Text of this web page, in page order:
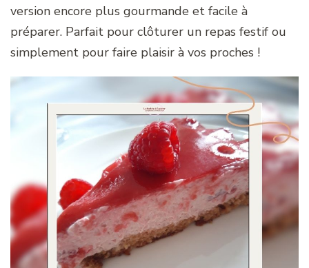
version encore plus gourmande et facile à
préparer. Parfait pour clôturer un repas festif ou
simplement pour faire plaisir à vos proches !